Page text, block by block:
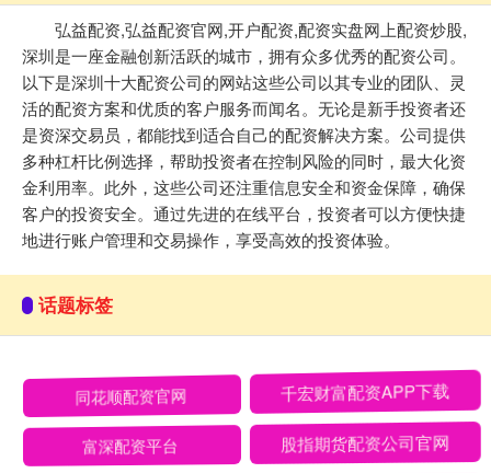
弘益配资,弘益配资官网,开户配资,配资实盘网上配资炒股,
深圳是一座金融创新活跃的城市，拥有众多优秀的配资公司。
以下是深圳十大配资公司的网站这些公司以其专业的团队、灵
活的配资方案和优质的客户服务而闻名。无论是新手投资者还
是资深交易员，都能找到适合自己的配资解决方案。公司提供
多种杠杆比例选择，帮助投资者在控制风险的同时，最大化资
金利用率。此外，这些公司还注重信息安全和资金保障，确保
客户的投资安全。通过先进的在线平台，投资者可以方便快捷
地进行账户管理和交易操作，享受高效的投资体验。
话题标签
同花顺配资官网 千宏财富配资APP下载
富深配资平台 股指期货配资公司官网